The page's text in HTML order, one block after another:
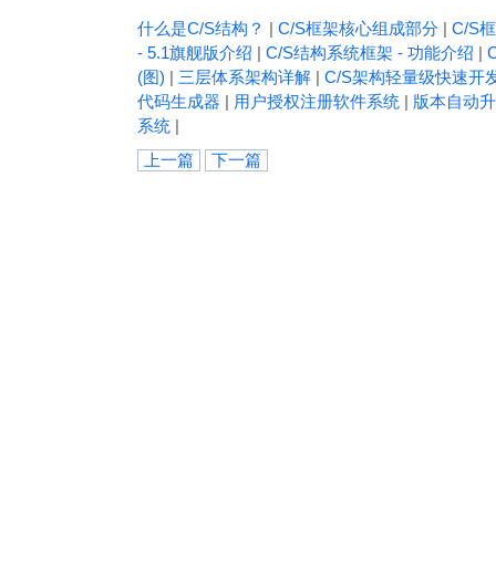
什么是C/S结构？ | C/S框架核心组成部分 | C/S
- 5.1旗舰版介绍 | C/S结构系统框架 - 功能介绍 |
(图) | 三层体系架构详解 | C/S架构轻量级快速开
代码生成器 | 用户授权注册软件系统 | 版本自动
系统 |
上一篇
下一篇